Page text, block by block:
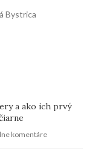
Bystrica
a ako ich prvý
komentáre